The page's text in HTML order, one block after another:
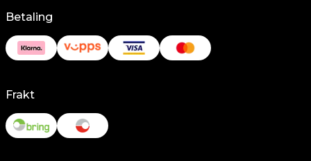
Betaling
Frakt